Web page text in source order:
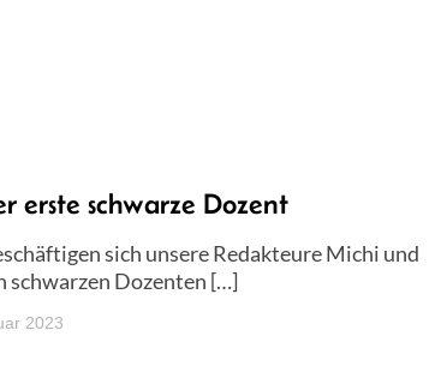
erste schwarze Dozent
sich unsere Redakteure Michi und
schwarzen Dozenten […]
2023